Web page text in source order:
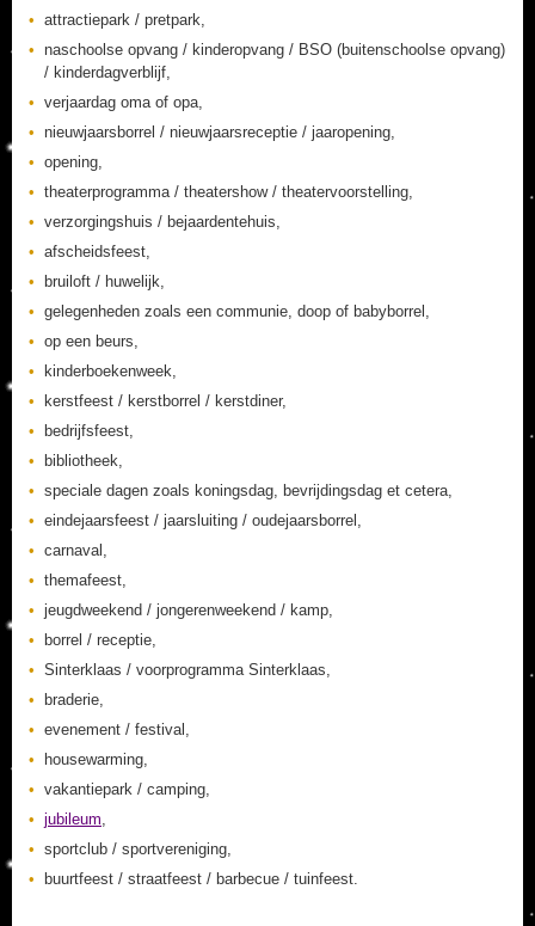
attractiepark / pretpark,
naschoolse opvang / kinderopvang / BSO (buitenschoolse opvang)
/ kinderdagverblijf,
verjaardag oma of opa,
nieuwjaarsborrel / nieuwjaarsreceptie / jaaropening,
opening,
theaterprogramma / theatershow / theatervoorstelling,
verzorgingshuis / bejaardentehuis,
afscheidsfeest,
bruiloft / huwelijk,
gelegenheden zoals een communie, doop of babyborrel,
op een beurs,
kinderboekenweek,
kerstfeest / kerstborrel / kerstdiner,
bedrijfsfeest,
bibliotheek,
speciale dagen zoals koningsdag, bevrijdingsdag et cetera,
eindejaarsfeest / jaarsluiting / oudejaarsborrel,
carnaval,
themafeest,
jeugdweekend / jongerenweekend / kamp,
borrel / receptie,
Sinterklaas / voorprogramma Sinterklaas,
braderie,
evenement / festival,
housewarming,
vakantiepark / camping,
jubileum,
sportclub / sportvereniging,
buurtfeest / straatfeest / barbecue / tuinfeest.